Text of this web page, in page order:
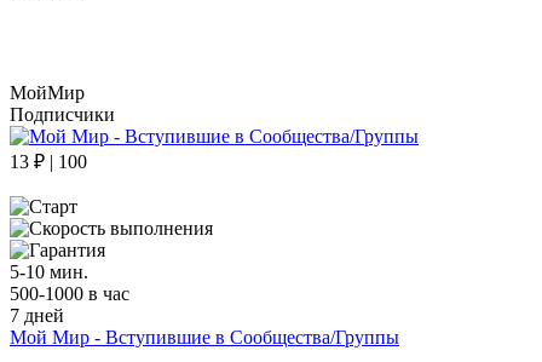
МойМир
Подписчики
13 ₽ | 100
5-10 мин.
500-1000 в час
7 дней
Мой Мир - Вступившие в Сообщества/Группы